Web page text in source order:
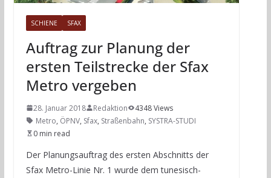
SCHIENE SFAX
Auftrag zur Planung der
ersten Teilstrecke der Sfax
Metro vergeben
28. Januar 2018 Redaktion
4348 Views
Metro, ÖPNV, Sfax, Straßenbahn, SYSTRA-STUDI
0 min read
Der Planungsauftrag des ersten Abschnitts der
Sfax Metro-Linie Nr. 1 wurde dem tunesisch-